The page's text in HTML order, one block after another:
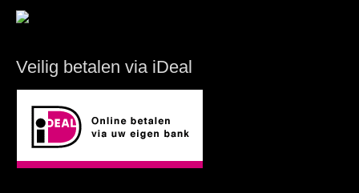
Veilig betalen via iDeal